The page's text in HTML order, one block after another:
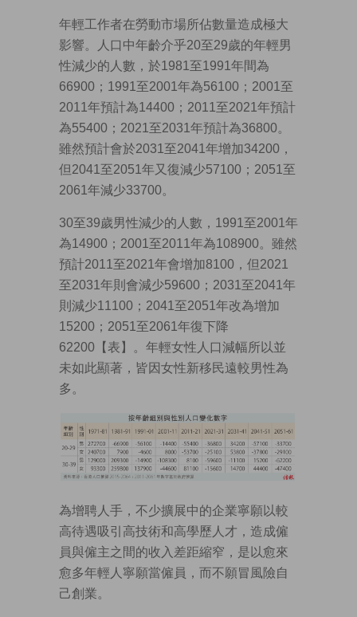
年輕工作者在勞動市場所佔數量造成極大
影響。人口中年齡介乎20至29歲的年輕男
性減少的人數，於1981至1991年間為
66900；1991至2001年為56100；2001至
2011年預計為14400；2011至2021年預計
為55400；2021至2031年預計為36800。
雖然預計會於2031至2041年增加34200，
但2041至2051年又復減少57100；2051至
2061年減少33700。
30至39歲男性減少的人數，1991至2001年
為14900；2001至2011年為108900。雖然
預計2011至2021年會增加8100，但2021
至2031年則會減少59600；2031至2041年
則減少11100；2041至2051年改為增加
15200；2051至2061年復下降
62200【表】。年輕女性人口減幅所以並
未如此顯著，皆因女性新移民遠較男性為
多。
為增聘人手，不少擴展中的企業寧願以較
高待遇吸引高技術和高學歷人才，造成僱
員與僱主之間的收入差距縮窄，是以愈來
愈多年輕人寧願當僱員，而不願冒風險自
己創業。